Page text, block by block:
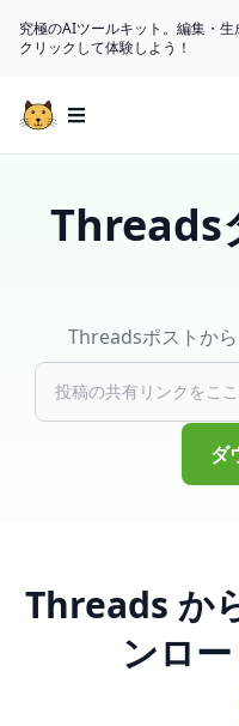
究極のAIツールキット。編集・
クリックして体験しよう！
Open main menu
Threads
Threadsポストか
ダ
Threads か
ンロ